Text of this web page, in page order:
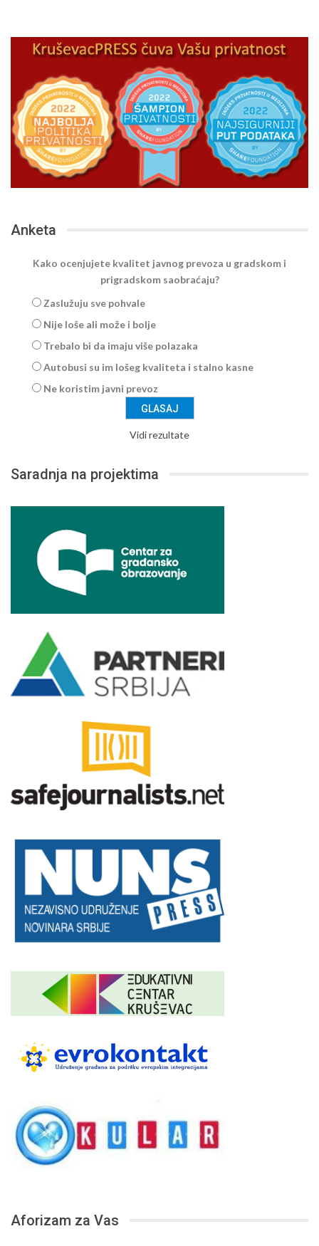
Anketa
Kako ocenjujete kvalitet javnog prevoza u gradskom i
prigradskom saobraćaju?
Zaslužuju sve pohvale
Nije loše ali može i bolje
Trebalo bi da imaju više polazaka
Autobusi su im lošeg kvaliteta i stalno kasne
Ne koristim javni prevoz
Vidi rezultate
Saradnja na projektima
Aforizam za Vas